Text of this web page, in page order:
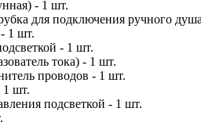
- 1 шт.
для подключения ручного
1 шт.
- 1 шт.
тока) - 1 шт.
проводов - 1 шт.
шт.
подсветкой - 1 шт.